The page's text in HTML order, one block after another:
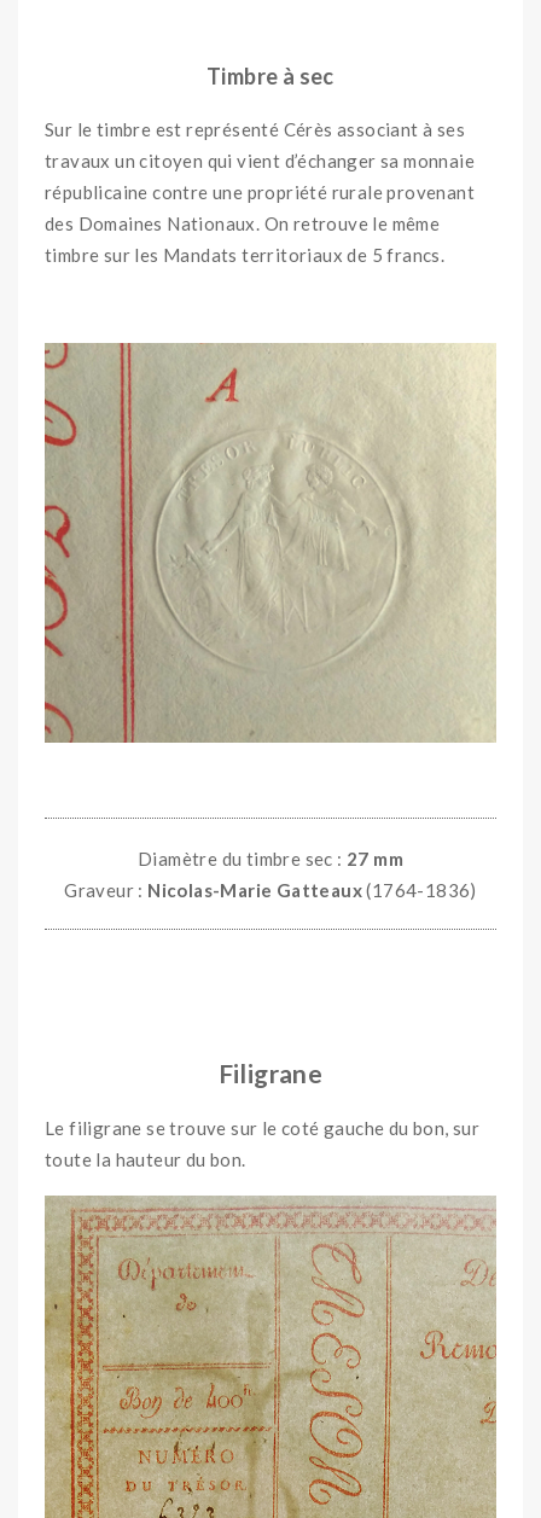
Timbre à sec
Sur le timbre est représenté Cérès associant à ses
travaux un citoyen qui vient d’échanger sa monnaie
républicaine contre une propriété rurale provenant
des Domaines Nationaux. On retrouve le même
timbre sur les Mandats territoriaux de 5 francs.
Diamètre du timbre sec : 27 mm
Graveur : Nicolas-Marie Gatteaux(1764-1836)
Filigrane
Le filigrane se trouve sur le coté gauche du bon, sur
toute la hauteur du bon.